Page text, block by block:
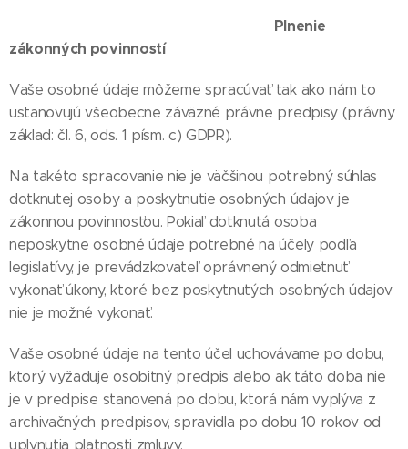
Plnenie
zákonných povinností
Vaše osobné údaje môžeme spracúvať tak ako nám to
ustanovujú všeobecne záväzné právne predpisy (právny
základ: čl. 6, ods. 1 písm. c) GDPR).
Na takéto spracovanie nie je väčšinou potrebný súhlas
dotknutej osoby a poskytnutie osobných údajov je
zákonnou povinnosťou. Pokiaľ dotknutá osoba
neposkytne osobné údaje potrebné na účely podľa
legislatívy, je prevádzkovateľ oprávnený odmietnuť
vykonať úkony, ktoré bez poskytnutých osobných údajov
nie je možné vykonať.
Vaše osobné údaje na tento účel uchovávame po dobu,
ktorý vyžaduje osobitný predpis alebo ak táto doba nie
je v predpise stanovená po dobu, ktorá nám vyplýva z
archivačných predpisov, spravidla po dobu 10 rokov od
uplynutia platnosti zmluvy.